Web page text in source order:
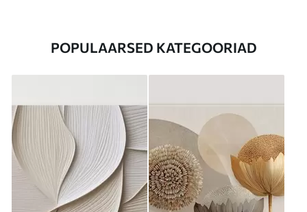
POPULAARSED KATEGOORIAD